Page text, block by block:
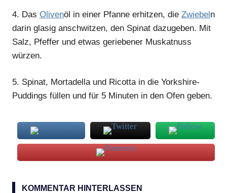
4. Das Olivenöl in einer Pfanne erhitzen, die Zwiebeln
darin glasig anschwitzen, den Spinat dazugeben. Mit
Salz, Pfeffer und etwas geriebener Muskatnuss
würzen.
5. Spinat, Mortadella und Ricotta in die Yorkshire-
Puddings füllen und für 5 Minuten in den Ofen geben.
Puddings
KOMMENTAR HINTERLASSEN